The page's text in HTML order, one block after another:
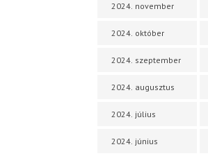
2024. november
2024. október
2024. szeptember
2024. augusztus
2024. július
2024. június